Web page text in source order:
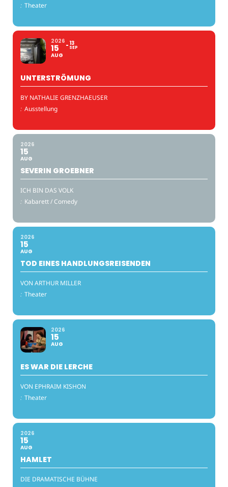
: Theater
2026
15
AUG
13
SEP
UNTERSTRÖMUNG
BY NATHALIE GRENZHAEUSER
: Ausstellung
2026
15
AUG
SEVERIN GROEBNER
ICH BIN DAS VOLK
: Kabarett / Comedy
2026
15
AUG
TOD EINES HANDLUNGSREISENDEN
VON ARTHUR MILLER
: Theater
2026
15
AUG
ES WAR DIE LERCHE
VON EPHRAIM KISHON
: Theater
2026
15
AUG
HAMLET
DIE DRAMATISCHE BÜHNE